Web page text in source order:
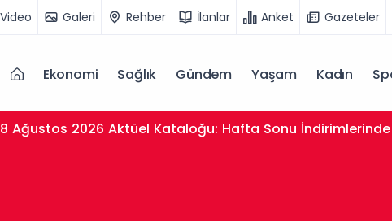
Video Galeri Rehber İlanlar Anket Gazeteler
Ekonomi Sağlık Gündem Yaşam Kadın
8 Ağustos 2026 Aktüel Kataloğu: Hafta Sonu İndirimlerinde